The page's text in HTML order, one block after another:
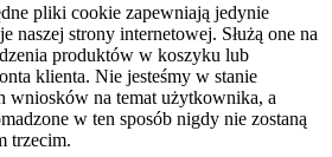
pliki cookie zapewniają jedynie
naszej strony internetowej. Służą one na
produktów w koszyku lub
klienta. Nie jesteśmy w stanie
wniosków na temat użytkownika, a
w ten sposób nigdy nie zostaną
trzecim.